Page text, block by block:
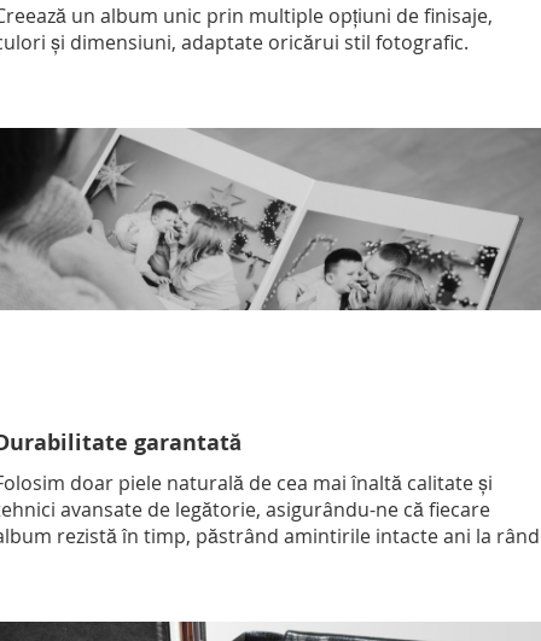
un album unic prin multiple opțiuni de finisaje,
și dimensiuni, adaptate oricărui stil fotografic.
garantată
doar piele naturală de cea mai înaltă calitate și
avansate de legătorie, asigurându-ne că fiecare
rezistă în timp, păstrând amintirile intacte ani la